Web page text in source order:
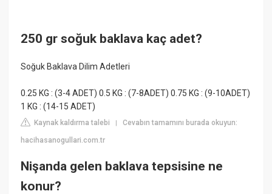
250 gr soğuk baklava kaç adet?
Soğuk Baklava Dilim Adetleri
0.25 KG : (3-4 ADET) 0.5 KG : (7-8ADET) 0.75 KG : (9-10ADET)
1 KG : (14-15 ADET)
Kaynak kaldırma talebi |Cevabın tamamını burada okuyun:
hacihasanogullari.com.tr
Nişanda gelen baklava tepsisine ne
konur?